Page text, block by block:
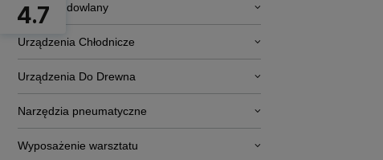
Sprzęt budowlany
Urządzenia Chłodnicze
Urządzenia Do Drewna
Narzędzia pneumatyczne
Wyposażenie warsztatu
4.7